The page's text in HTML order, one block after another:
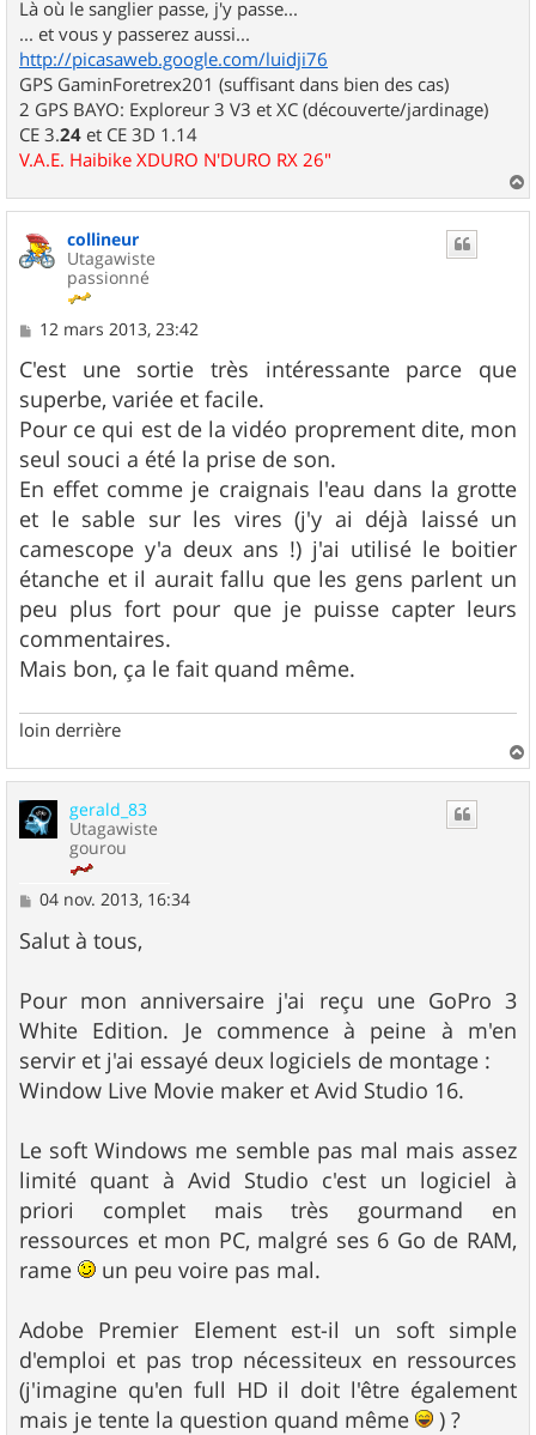
Là où le sanglier passe, j'y passe...
... et vous y passerez aussi...
http://picasaweb.google.com/luidji76
GPS GaminForetrex201 (suffisant dans bien des cas)
2 GPS BAYO: Exploreur 3 V3 et XC (découverte/jardinage)
CE 3.24 et CE 3D 1.14
V.A.E. Haibike XDURO N'DURO RX 26"
a
u
collineur
Utagawiste
passionné
M
s
s
a
g
e
12 mars 2013, 23:42
C'est une sortie très intéressante parce que
superbe, variée et facile.
Pour ce qui est de la vidéo proprement dite, mon
seul souci a été la prise de son.
En effet comme je craignais l'eau dans la grotte
et le sable sur les vires (j'y ai déjà laissé un
camescope y'a deux ans !) j'ai utilisé le boitier
étanche et il aurait fallu que les gens parlent un
peu plus fort pour que je puisse capter leurs
commentaires.
Mais bon, ça le fait quand même.
loin derrière
a
gerald_83
Utagawiste
gourou
M
s
s
g
e
04 nov. 2013, 16:34
Salut à tous,
Pour mon anniversaire j'ai reçu une GoPro 3
White Edition. Je commence à peine à m'en
servir et j'ai essayé deux logiciels de montage :
Window Live Movie maker et Avid Studio 16.
Le soft Windows me semble pas mal mais assez
limité quant à Avid Studio c'est un logiciel à
priori complet mais très gourmand en
ressources et mon PC, malgré ses 6 Go de RAM,
rame
un peu voire pas mal.
Adobe Premier Element est-il un soft simple
d'emploi et pas trop nécessiteux en ressources
(j'imagine qu'en full HD il doit l'être également
mais je tente la question quand même
) ?